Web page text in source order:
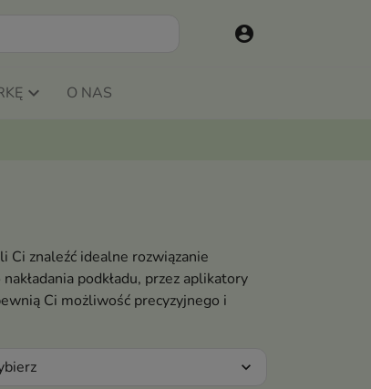
account_circle
O NAS
znaleźć idealne rozwiązanie
podkładu, przez aplikatory
Ci możliwość precyzyjnego i
expand_more